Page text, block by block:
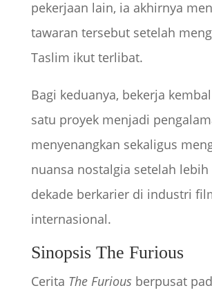
pekerjaan lain, ia akhirnya
tawaran tersebut setelah
Taslim ikut terlibat.
Bagi keduanya, bekerja
satu proyek menjadi
menyenangkan sekaligus
nuansa nostalgia setelah
dekade berkarier di industri
internasional.
Sinopsis The Furious
Cerita The Furious berpusat